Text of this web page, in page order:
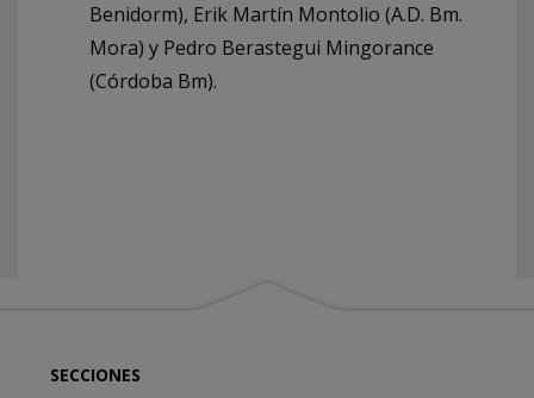
Benidorm), Erik Martín Montolio (A.D. Bm.
Mora) y Pedro Berastegui Mingorance
(Córdoba Bm).
SECCIONES